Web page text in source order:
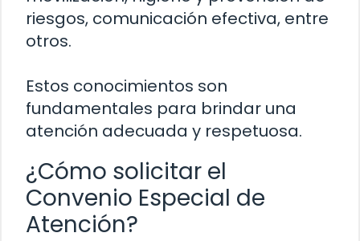
riesgos, comunicación efectiva, entre
otros.
Estos conocimientos son
fundamentales para brindar una
atención adecuada y respetuosa.
¿Cómo solicitar el
Convenio Especial de
Atención?